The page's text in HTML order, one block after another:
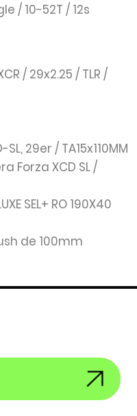
/ 10-52T / 12s
/ 29x2.25 / TLR /
29er / TA15x110MM
Forza XCD SL /
SEL+ RO 190X40
de 100mm